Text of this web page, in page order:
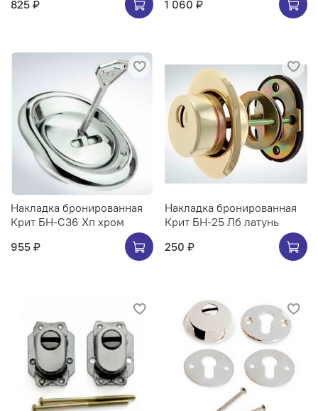
825 ₽
1 060 ₽
Накладка бронированная
Крит БН-С36 Хп хром
955 ₽
Накладка бронированная
Крит БН-25 Лб латунь
250 ₽